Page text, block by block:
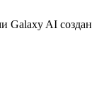
Galaxy AI создан